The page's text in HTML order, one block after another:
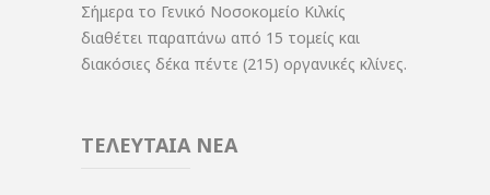
Σήμερα το Γενικό Νοσοκομείο Κιλκίς
διαθέτει παραπάνω από 15 τομείς και
διακόσιες δέκα πέντε (215) οργανικές κλίνες.
ΤΕΛΕΥΤΑΙΑ ΝΕΑ